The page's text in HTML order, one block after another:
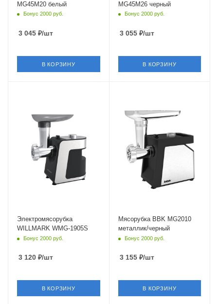
MG45M20 белый
Бонус 2000 руб.
3 045 ₽/шт
В КОРЗИНУ
MG45M26 черный
Бонус 2000 руб.
3 055₽/шт
В КОРЗИНУ
Электромясорубка
WILLMARK WMG-1905S
Бонус 2000 руб.
3 120 ₽/шт
В КОРЗИНУ
Мясорубка BBK MG2010
металлик/черный
Бонус 2000 руб.
3 155₽/шт
В КОРЗИНУ